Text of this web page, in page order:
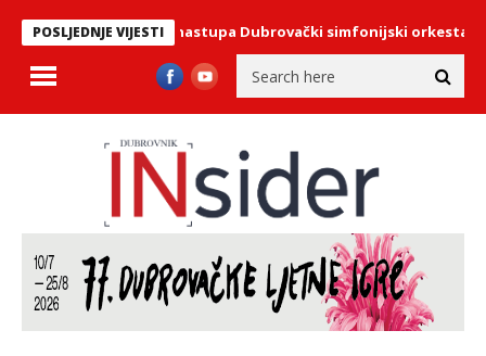
POSLJEDNJE VIJESTI
Kneževog dvora nastupa Dubrovački simfonijski orkestar